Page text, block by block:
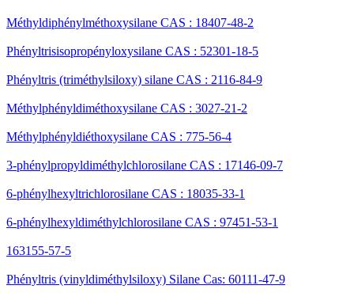
Méthyldiphénylméthoxysilane CAS : 18407-48-2
Phényltrisisopropényloxysilane CAS : 52301-18-5
Phényltris (triméthylsiloxy) silane CAS : 2116-84-9
Méthylphényldiméthoxysilane CAS : 3027-21-2
Méthylphényldiéthoxysilane CAS : 775-56-4
3-phénylpropyldiméthylchlorosilane CAS : 17146-09-7
6-phénylhexyltrichlorosilane CAS : 18035-33-1
6-phénylhexyldiméthylchlorosilane CAS : 97451-53-1
163155-57-5
Phényltris (vinyldiméthylsiloxy) Silane Cas: 60111-47-9